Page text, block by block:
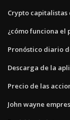
Crypto capitalistas
¿cómo funciona el
Pronóstico diario
Descarga de la
Precio de las
John wayne